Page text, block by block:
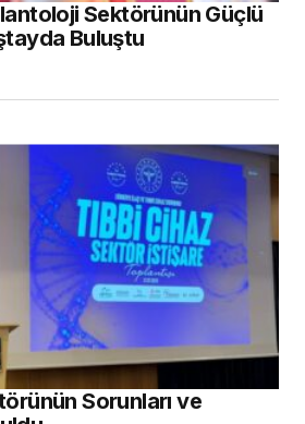
Sektörünün Güçlü
Buluştu
Sorunları ve